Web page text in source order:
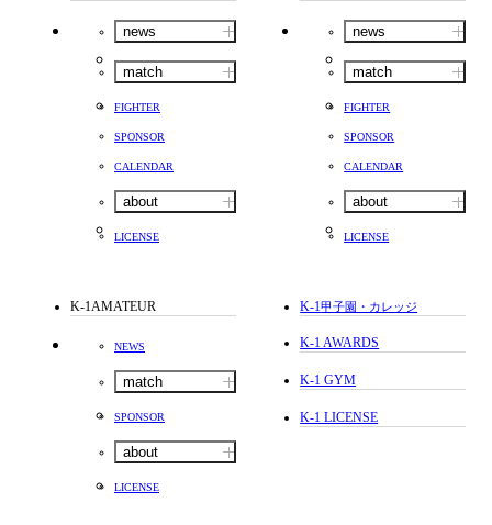
news
match
FIGHTER
SPONSOR
CALENDAR
about
LICENSE
news
match
FIGHTER
SPONSOR
CALENDAR
about
LICENSE
K-1AMATEUR
NEWS
match
SPONSOR
about
LICENSE
K-1甲子園・カレッジ
K-1 AWARDS
K-1 GYM
K-1 LICENSE